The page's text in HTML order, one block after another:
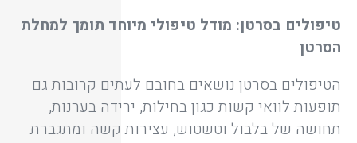
טיפולים בסרטן: מודל טיפולי מיוחד תומך למחלת
הסרטן
הטיפולים בסרטן נושאים בחובם לעתים קרובות גם
תופעות לוואי קשות כגון בחילות, ירידה בערנות,
תחושה של בלבול וטשטוש, עצירות קשה ומתגברת